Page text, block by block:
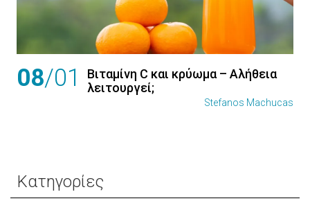
08/01
Βιταμίνη C και κρύωμα – Αλήθεια
λειτουργεί;
Stefanos Machucas
Κατηγορίες